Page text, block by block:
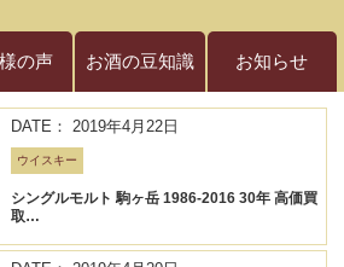
の声 お酒の豆知識 お知らせ
DATE： 2019年4月22日
ウイスキー
シングルモルト 駒ヶ岳 1986-2016 30年 高価買
取…